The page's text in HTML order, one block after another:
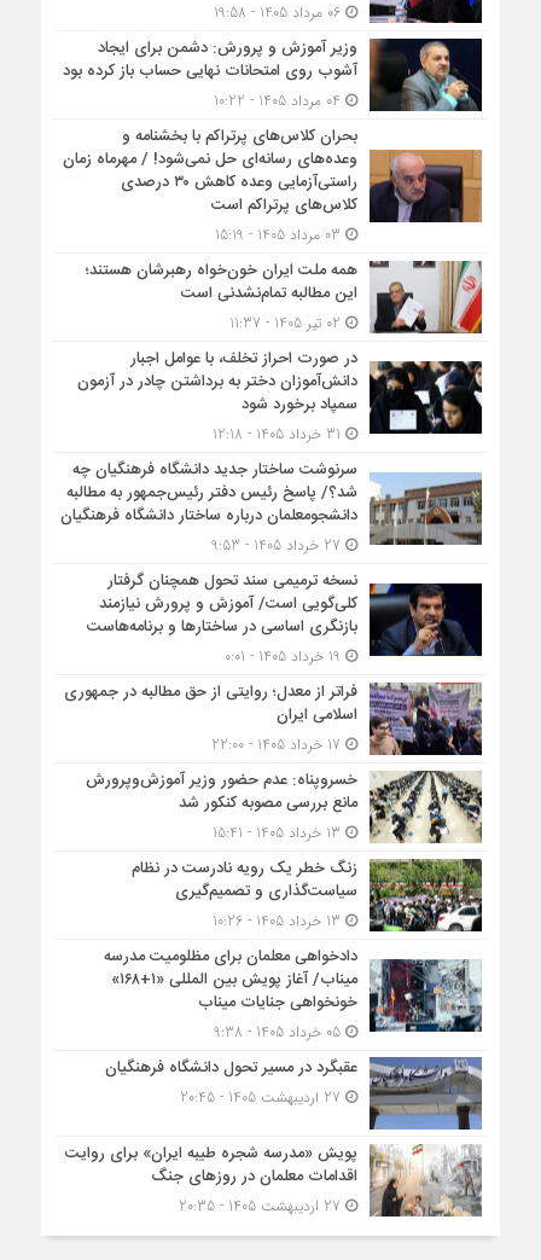
06 مرداد 1405 - 19:58
وزیر آموزش و پرورش: دشمن برای ایجاد
آشوب روی امتحانات نهایی حساب باز کرده بود
بحران کلاس‌های پرتراکم با بخشنامه و
وعده‌های رسانه‌ای حل نمی‌شود! / مهرماه زمان
راستی‌آزمایی وعده کاهش ۳۰ درصدی
کلاس‌های پرتراکم است
همه ملت ایران خون‌خواه رهبرشان هستند؛
این مطالبه تمام‌نشدنی است
در صورت احراز تخلف، با عوامل اجبار
دانش‌آموزان دختر به برداشتن چادر در آزمون
سمپاد برخورد شود
سرنوشت ساختار جدید دانشگاه فرهنگیان چه
شد؟/ پاسخ رئیس دفتر رئیس‌جمهور به مطالبه
دانشجومعلمان درباره ساختار دانشگاه فرهنگیان
نسخه ترمیمی سند تحول همچنان گرفتار
کلی‌گویی است/ آموزش و پرورش نیازمند
بازنگری اساسی در ساختارها و برنامه‌هاست
فراتر از معدل؛ روایتی از حق مطالبه در جمهوری
اسلامی ایران
خسروپناه: عدم حضور وزیر آموزش‌وپرورش
مانع بررسی مصوبه کنکور شد
زنگ خطر یک رویه نادرست در نظام
سیاست‌گذاری و تصمیم‌گیری
دادخواهی معلمان برای مظلومیت مدرسه
میناب/ آغاز پویش بین المللی «۱+۱۶۸»
خونخواهی جنایات میناب
05 خرداد 1405 - 9:38
عقبگرد در مسیر تحول دانشگاه فرهنگیان
پویش «مدرسه شجره طیبه ایران» برای روایت
اقدامات معلمان در روزهای جنگ